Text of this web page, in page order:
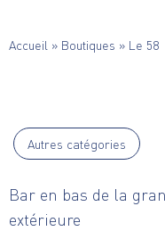
Accueil » Boutiques » Le 58
Autres catégories
Bar en bas de la
extérieure